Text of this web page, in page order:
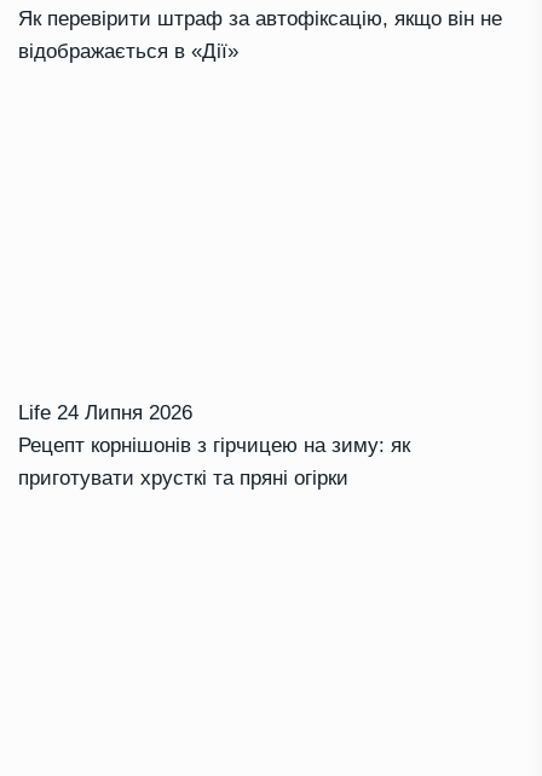
Як перевірити штраф за автофіксацію, якщо він не
відображається в «Дії»
Life 24 Липня 2026
Рецепт корнішонів з гірчицею на зиму: як
приготувати хрусткі та пряні огірки